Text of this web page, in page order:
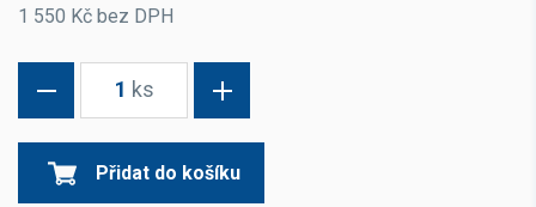
1 550 Kč bez DPH
1 ks
Přidat do košíku